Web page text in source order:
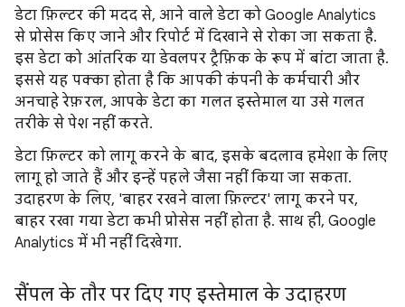
डेटा फ़िल्टर की मदद से, आने वाले डेटा को Google Analytics
से प्रोसेस किए जाने और रिपोर्ट में दिखाने से रोका जा सकता है.
इस डेटा को आंतरिक या डेवलपर ट्रैफ़िक के रूप में बांटा जाता है.
इससे यह पक्का होता है कि आपकी कंपनी के कर्मचारी और
अनचाहे रेफ़रल, आपके डेटा का गलत इस्तेमाल या उसे गलत
तरीके से पेश नहीं करते.
डेटा फ़िल्टर को लागू करने के बाद, इसके बदलाव हमेशा के लिए
लागू हो जाते हैं और इन्हें पहले जैसा नहीं किया जा सकता.
उदाहरण के लिए, 'बाहर रखने वाला फ़िल्टर' लागू करने पर,
बाहर रखा गया डेटा कभी प्रोसेस नहीं होता है. साथ ही, Google
Analytics में भी नहीं दिखेगा.
सैंपल के तौर पर दिए गए इस्तेमाल के उदाहरण